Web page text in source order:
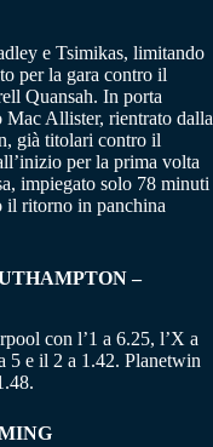
e Tsimikas, limitando
per la gara contro il
Quansah. In porta
Mac Allister, rientrato dalla
già titolari contro il
per la prima volta
impiegato solo 78 minuti
il ritorno in panchina
–
con l’1 a 6.25, l’X a
5 e il 2 a 1.42. Planetwin